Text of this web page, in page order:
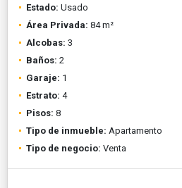
Estado: Usado
Área Privada: 84 m²
Alcobas: 3
Baños: 2
Garaje: 1
Estrato: 4
Pisos: 8
Tipo de inmueble: Apartamento
Tipo de negocio: Venta